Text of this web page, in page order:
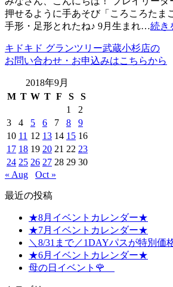
押せるように手あそび「ころころた
手形・足形とれたね♪ 9月生まれ…続き
キドキド グランツリー武蔵小杉店の
お問い合わせ・お申込みはこちらから
2018年9月
M T W T F S
S
1
2
3
4 5 6 7 8
9
10 11 12 13 14 15 16
17 18 19 20 21 22 23
24 25 26 27 28 29 30
« Aug
Oct »
最近の投稿
★8月イベントカレンダー★
★7月イベントカレンダー★
＼8/31まで／1DAYパスが特別価
★6月イベントカレンダー★
母の日イベント🌹